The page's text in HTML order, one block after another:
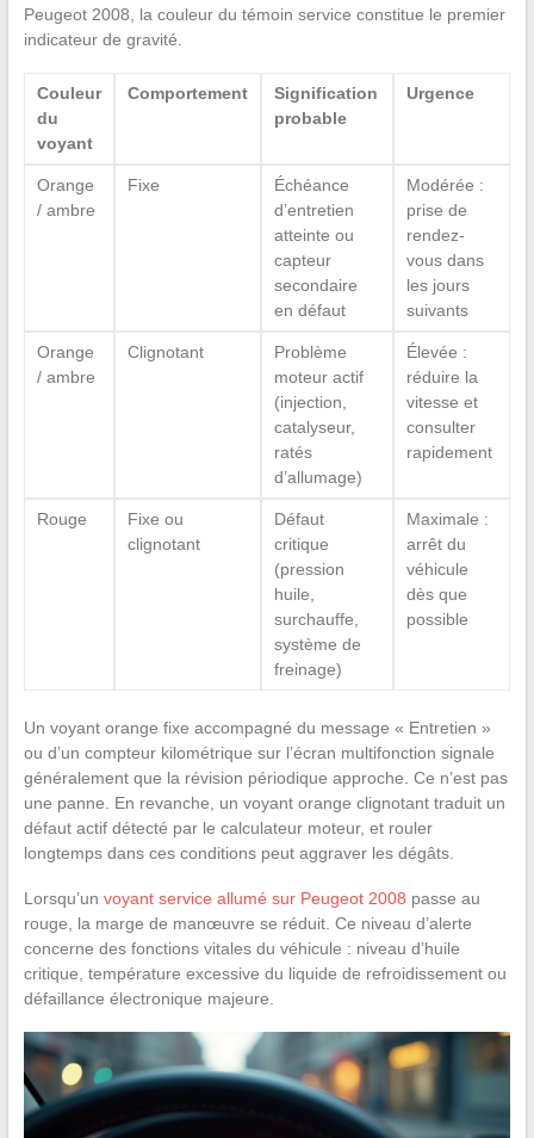
Peugeot 2008, la couleur du témoin service constitue le premier
indicateur de gravité.
Couleur
du
voyant
Comportement
Signification
probable
Urgence
Orange
/ ambre
Fixe
Échéance
d’entretien
atteinte ou
capteur
secondaire
en défaut
Modérée :
prise de
rendez-
vous dans
les jours
suivants
Orange
/ ambre
Clignotant
Problème
moteur actif
(injection,
catalyseur,
ratés
d’allumage)
Élevée :
réduire la
vitesse et
consulter
rapidement
Rouge
Fixe ou
clignotant
Défaut
critique
(pression
huile,
surchauffe,
système de
freinage)
Maximale :
arrêt du
véhicule
dès que
possible
Un voyant orange fixe accompagné du message « Entretien »
ou d’un compteur kilométrique sur l’écran multifonction signale
généralement que la révision périodique approche. Ce n’est pas
une panne. En revanche, un voyant orange clignotant traduit un
défaut actif détecté par le calculateur moteur, et rouler
longtemps dans ces conditions peut aggraver les dégâts.
Lorsqu’un voyant service allumé sur Peugeot 2008 passe au
rouge, la marge de manœuvre se réduit. Ce niveau d’alerte
concerne des fonctions vitales du véhicule : niveau d’huile
critique, température excessive du liquide de refroidissement ou
défaillance électronique majeure.